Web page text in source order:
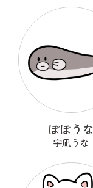
ぽぽうな
宇凪うな